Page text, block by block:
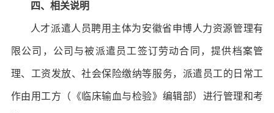
四、相关说明
人才派遣人员聘用主体为安徽省申博人力资源管理有
限公司，公司与被派遣员工签订劳动合同，提供档案管
理、工资发放、社会保险缴纳等服务，派遣员工的日常工
作由用工方（《临床输血与检验》编辑部）进行管理和考